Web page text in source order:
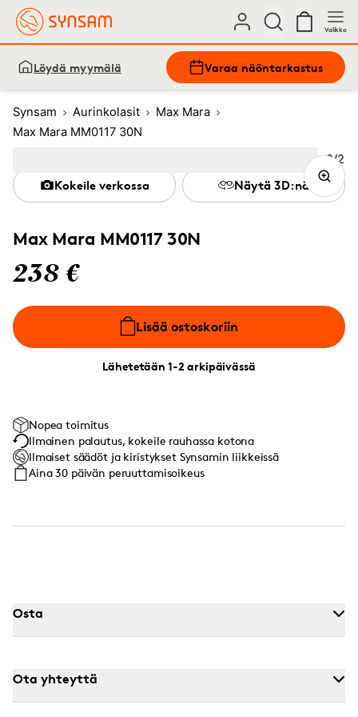
Valikko
Löydä myymälä Varaa näöntarkastus
Synsam Aurinkolasit
Max Mara
Max Mara MM0117 30N
Max Mara MM0117 30N
238 €
Lisää ostoskoriin
Lähetetään 1-2 arkipäivässä
Kokeile verkossa Näytä 3D:nä
Nopea toimitus
Ilmainen palautus, kokeile rauhassa kotona
Ilmaiset säädöt ja kiristykset Synsamin liikkeissä
Aina 30 päivän peruuttamisoikeus
Kuva
2/2
(Current image)
Osta
Ota yhteyttä